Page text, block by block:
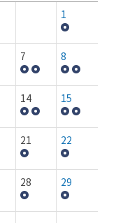
1
7 8
14 15
21 22
28 29